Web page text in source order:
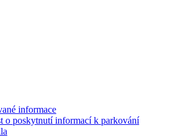
informace
o poskytnutí informací k parkování